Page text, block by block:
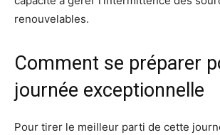
renouvelables.
Comment se préparer
journée exceptionnelle
Pour tirer le meilleur parti de cette